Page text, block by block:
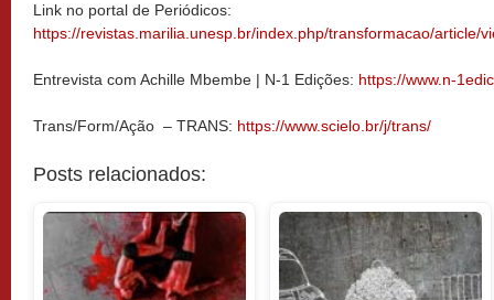
Link no portal de Periódicos:
https://revistas.marilia.unesp.br/index.php/transformacao/article/
Entrevista com Achille Mbembe | N-1 Edições: https://www.n-
Trans/Form/Ação – TRANS: https://www.scielo.br/j/trans/
Posts relacionados: